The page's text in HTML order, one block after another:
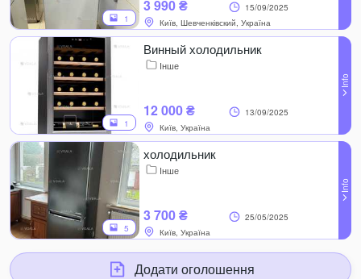
1
3 990 ₴
15/09/2025
Київ, Шевченківский, Україна
1
Винный холодильник
Інше
12 000 ₴
13/09/2025
Київ, Україна
5
холодильник
Інше
3 700 ₴
25/05/2025
Київ, Україна
Додати оголошення